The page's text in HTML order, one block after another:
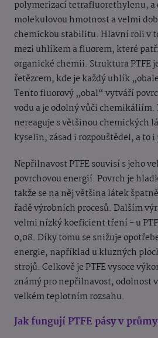
polymerizací tetrafluorethylenu, a
molekulovou hmotnost a velmi
chemickou stabilitu. Hlavní roli v
mezi uhlíkem a fluorem, které
organické chemii. Struktura PTFE
řetězcem, kde je každý uhlík
Tento fluorový „obal“ vytváří
vodu a je odolný vůči chemikáliím.
nereaguje s většinou chemických
kyselin, zásad i rozpouštědel, a to
Nepřilnavost PTFE souvisí s jeho
povrchovou energií. Povrch je
takže se na něj většina látek
řadě výrobních procesů. Dalším
velmi nízký koeficient tření - u
0,08. Díky tomu se snižuje
energie, například u kluzných
strojů. Celkově je PTFE vysoce
známý pro nepřilnavost, odolnost
velkém teplotním rozsahu.
Jak fungují PTFE pásy v